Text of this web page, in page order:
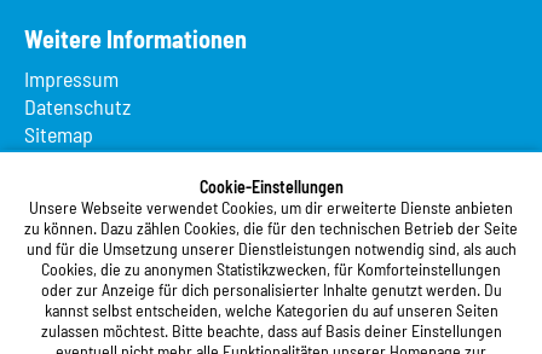
Cookie-Einstellungen
Unsere Webseite verwendet Cookies, um dir erweiterte Dienste anbieten
zu können. Dazu zählen Cookies, die für den technischen Betrieb der Seite
und für die Umsetzung unserer Dienstleistungen notwendig sind, als auch
Cookies, die zu anonymen Statistikzwecken, für Komforteinstellungen
oder zur Anzeige für dich personalisierter Inhalte genutzt werden. Du
kannst selbst entscheiden, welche Kategorien du auf unseren Seiten
zulassen möchtest. Bitte beachte, dass auf Basis deiner Einstellungen
Weitere Informationen
Impressum
Datenschutz
Sitemap
Suche
Registrierung
Studierendenwerk Vorderpfalz
Studierendenwerk Vorderpfalz
Anstalt des öffentlichen Rechts